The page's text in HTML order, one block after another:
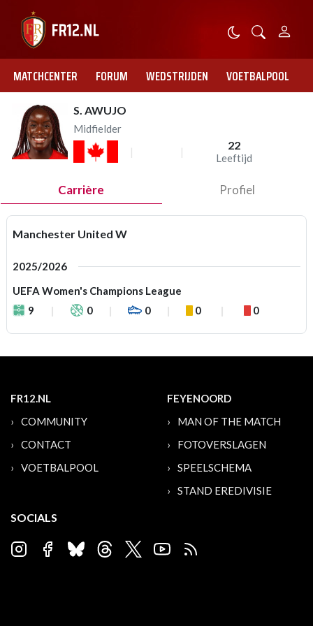
MATCHCENTER FORUM WEDSTRIJDEN VOETBALPOOL
S. AWUJO
Midfielder
22
Leeftijd
Carrière Profiel
Manchester United W
2025/2026
UEFA Women's Champions League
9
0 0 0 0
FR12.NL
COMMUNITY
CONTACT
VOETBALPOOL
FEYENOORD
MAN OF THE MATCH
FOTOVERSLAGEN
SPEELSCHEMA
STAND EREDIVISIE
SOCIALS